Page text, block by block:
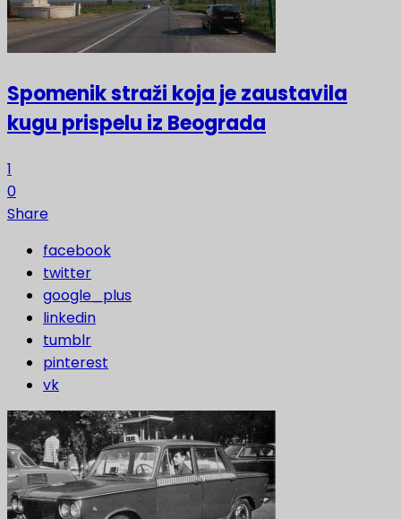
Spomenik straži koja je zaustavila
kugu prispelu iz Beograda
1
0
Share
facebook
twitter
google_plus
linkedin
tumblr
pinterest
vk